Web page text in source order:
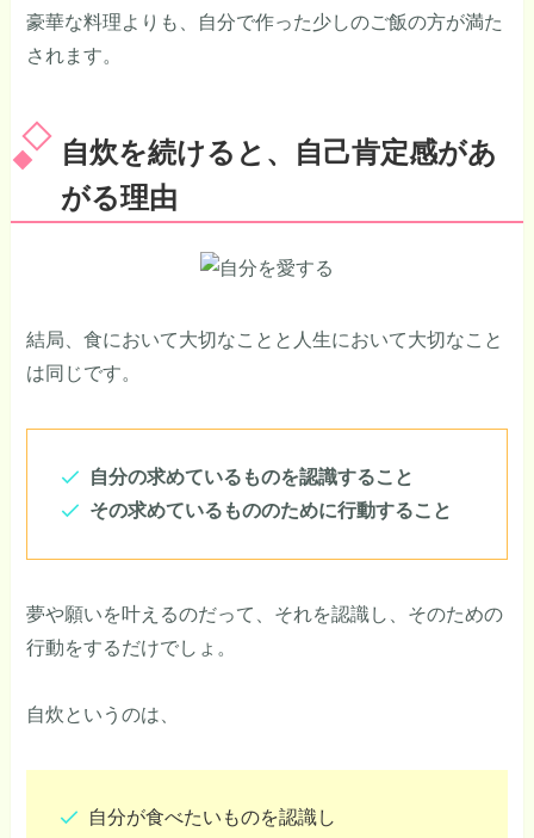
豪華な料理よりも、自分で作った少しのご飯の方が満た
されます。
自炊を続けると、自己肯定感があ
がる理由
結局、食において大切なことと人生において大切なこと
は同じです。
自分の求めているものを認識すること
その求めているもののために行動すること
夢や願いを叶えるのだって、それを認識し、そのための
行動をするだけでしょ。
自炊というのは、
自分が食べたいものを認識し